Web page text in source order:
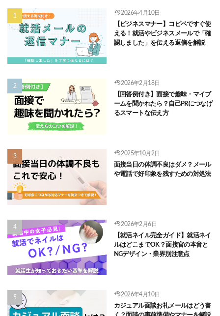
2026年4月10日
【ビジネスマナー】コピペですぐ使
える！就活やビジネスメールで「確
認しました」を伝える返信を解説
2026年2月18日
【回答例付き】面接で趣味・マイブ
ームを聞かれたら？自己PRにつなげ
るスマートな伝え方
2025年10月2日
面接当日の体調不良はダメ？メール
や電話で好印象を残すための対処法
2026年2月6日
【就活ネイル完全ガイド】就活ネイ
ルはどこまでOK？面接官の本音と
NGデザイン・業界別注意点
2026年4月10日
カジュアル面談お礼メールはどう書